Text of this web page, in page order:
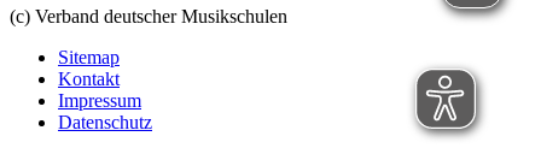
(c) Verband deutscher Musikschulen
Sitemap
Kontakt
Impressum
Datenschutz